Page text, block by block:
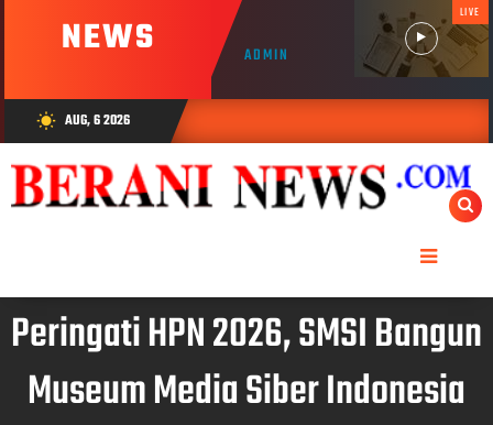
NEWS ADMIN
LIVE
wb_sunny AUG, 6 2026
Peringati HPN 2026, SMSI Bangun
Museum Media Siber Indonesia